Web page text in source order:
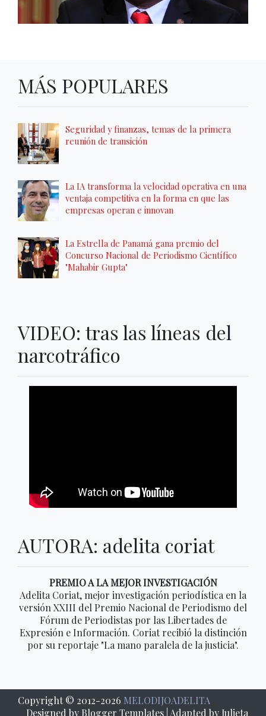
MÁS POPULARES
Seguridad y finanzas, temas de la primera
reunión de transición
La IA transforma la velocidad operativa en una
ventaja competitiva en la forma en que las
empresas operan e innovan
La Estrella de Panamá gana premio del
Concurso Nacional de Periodismo Científico
"Mahabir Gupta"
VIDEO: tras las líneas del
narcotráfico
AUTORA: adelita coriat
PREMIO A LA MEJOR INVESTIGACIÓN
Adelita Coriat, mejor investigación periodística en la
versión XXIII del Premio Nacional de Periodismo del
Fórum de Periodistas por las Libertades de
Expresión e Información. Coriat recibió la distinción
por su reportaje "La mano paralela de la justicia".
Copyright © 2012-2026 MELODIJOADELITA
Designed by Blogger Templates | Adapted by Julieta